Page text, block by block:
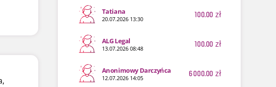
Tatiana
20.07.2026 13:30 100.00 zł
ALG Legal
13.07.2026 08:48 100.00 zł
Anonimowy Darczyńca
12.07.2026 14:05 6 000.00 zł